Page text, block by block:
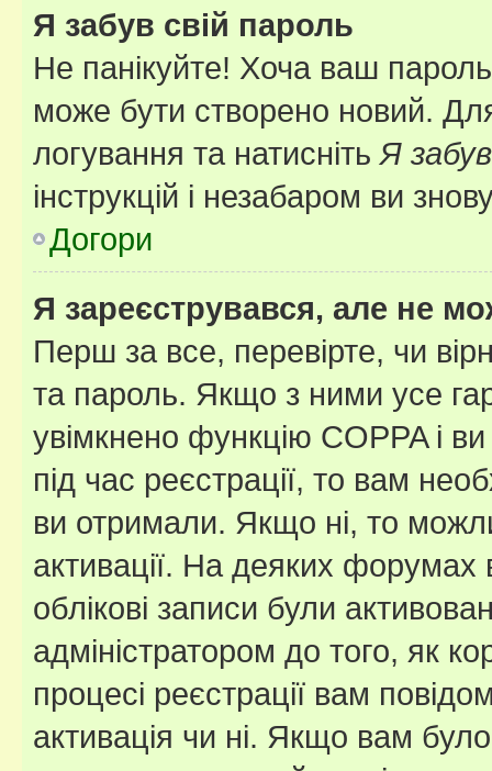
Я забув свій пароль
Не панікуйте! Хоча ваш
може бути створено новий.
логування та натисніть Я
інструкцій і незабаром ви
Догори
Я зареєструвався, але не
Перш за все, перевірте, чи
та пароль. Якщо з ними усе
увімкнено функцію COPPA і
під час реєстрації, то вам
ви отримали. Якщо ні, то
активації. На деяких форумах
облікові записи були
адміністратором до того, як
процесі реєстрації вам
активація чи ні. Якщо вам